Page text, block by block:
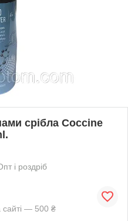
срібла Coccine
і роздріб
сайті — 500 ₴